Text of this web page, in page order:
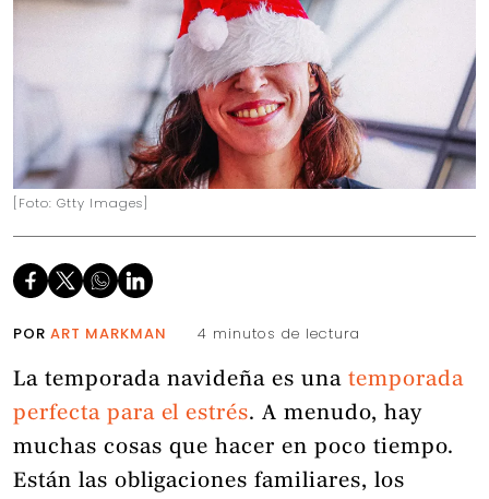
[Foto: Gtty Images]
POR ART MARKMAN 4 minutos de lectura
La temporada navideña es una temporada
perfecta para el estrés. A menudo, hay
muchas cosas que hacer en poco tiempo.
Están las obligaciones familiares, los